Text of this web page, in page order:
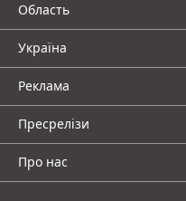
Область
Україна
Реклама
Пресрелізи
Про нас